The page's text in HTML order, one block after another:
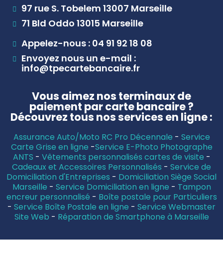
97 rue S. Tobelem 13007 Marseille
71 Bld Oddo 13015 Marseille
Appelez-nous : 04 91 92 18 08
Envoyez nous un e-mail :
info@tpecartebancaire.fr
Vous aimez nos terminaux de
paiement par carte bancaire ?
Découvrez tous nos services en ligne :
Assurance Auto/Moto RC Pro Décennale - Service
Carte Grise en ligne -Service E-Photo Photographe
ANTS - Vêtements personnalisés cartes de visite -
Cadeaux et Accessoires Personnalisés - Service de
Domiciliation d'Entreprises - Domiciliation Siège Social
Marseille - Service Domiciliation en ligne - Tampon
encreur personnalisé - Boîte postale pour Particuliers
- Service Boîte Postale en ligne - Service Webmaster
Site Web - Réparation de Smartphone à Marseille